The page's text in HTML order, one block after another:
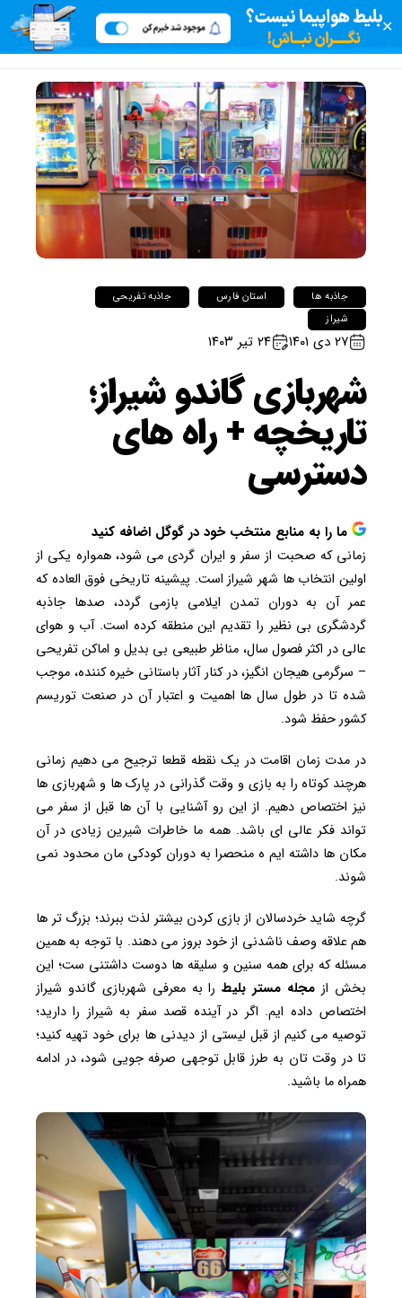
✕
جاذبه ها استان فارس
جاذبه تفریحی
شیراز
۲۷ دی ۱۴۰۱ ۲۴ تیر ۱۴۰۳
شهربازی گاندو شیراز؛
تاریخچه + راه های
دسترسی
ما را به منابع منتخب خود در گوگل اضافه کنید
زمانی که صحبت از سفر و ایران گردی می شود، همواره یکی از
اولین انتخاب ها شهر شیراز است. پیشینه تاریخی فوق العاده که
عمر آن به دوران تمدن ایلامی بازمی گردد، صدها جاذبه
گردشگری بی نظیر را تقدیم این منطقه کرده است. آب و هوای
عالی در اکثر فصول سال، مناظر طبیعی بی بدیل و اماکن تفریحی
– سرگرمی هیجان انگیز، در کنار آثار باستانی خیره کننده، موجب
شده تا در طول سال ها اهمیت و اعتبار آن در صنعت توریسم
کشور حفظ شود.
در مدت زمان اقامت در یک نقطه قطعا ترجیح می دهیم زمانی
هرچند کوتاه را به بازی و وقت گذرانی در پارک ها و شهربازی ها
نیز اختصاص دهیم. از این رو آشنایی با آن ها قبل از سفر می
تواند فکر عالی ای باشد. همه ما خاطرات شیرین زیادی در آن
مکان ها داشته ایم ه منحصرا به دوران کودکی مان محدود نمی
شوند.
گرچه شاید خردسالان از بازی کردن بیشتر لذت ببرند؛ بزرگ تر ها
هم علاقه وصف ناشدنی از خود بروز می دهند. با توجه به همین
مسئله که برای همه سنین و سلیقه ها دوست داشتنی ست؛ این
بخش از مجله مستر بلیطرا به معرفی شهربازی گاندو شیراز
اختصاص داده ایم. اگر در آینده قصد سفر به شیراز را دارید؛
توصیه می کنیم از قبل لیستی از دیدنی ها برای خود تهیه کنید؛
تا در وقت تان به طرز قابل توجهی صرفه جویی شود، در ادامه
همراه ما باشید.